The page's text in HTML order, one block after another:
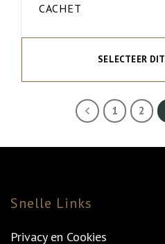
CACHET
SELECTEER
1 2
Snelle Links
Privacy en Cookies